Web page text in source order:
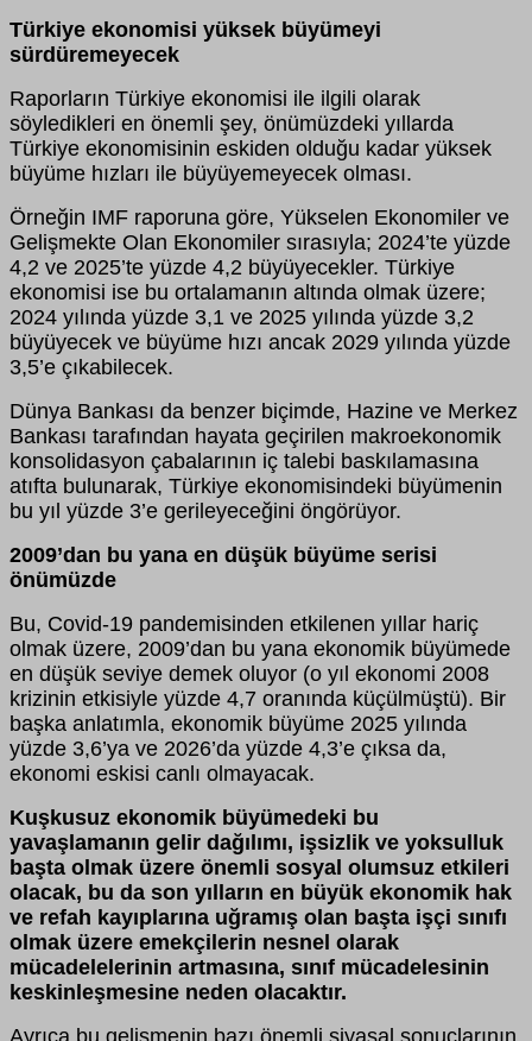
Türkiye ekonomisi yüksek büyümeyi
sürdüremeyecek
Raporların Türkiye ekonomisi ile ilgili olarak
söyledikleri en önemli şey, önümüzdeki yıllarda
Türkiye ekonomisinin eskiden olduğu kadar yüksek
büyüme hızları ile büyüyemeyecek olması.
Örneğin IMF raporuna göre, Yükselen Ekonomiler ve
Gelişmekte Olan Ekonomiler sırasıyla; 2024’te yüzde
4,2 ve 2025’te yüzde 4,2 büyüyecekler. Türkiye
ekonomisi ise bu ortalamanın altında olmak üzere;
2024 yılında yüzde 3,1 ve 2025 yılında yüzde 3,2
büyüyecek ve büyüme hızı ancak 2029 yılında yüzde
3,5’e çıkabilecek.
Dünya Bankası da benzer biçimde, Hazine ve Merkez
Bankası tarafından hayata geçirilen makroekonomik
konsolidasyon çabalarının iç talebi baskılamasına
atıfta bulunarak, Türkiye ekonomisindeki büyümenin
bu yıl yüzde 3’e gerileyeceğini öngörüyor.
2009’dan bu yana en düşük büyüme serisi
önümüzde
Bu, Covid-19 pandemisinden etkilenen yıllar hariç
olmak üzere, 2009’dan bu yana ekonomik büyümede
en düşük seviye demek oluyor (o yıl ekonomi 2008
krizinin etkisiyle yüzde 4,7 oranında küçülmüştü). Bir
başka anlatımla, ekonomik büyüme 2025 yılında
yüzde 3,6’ya ve 2026’da yüzde 4,3’e çıksa da,
ekonomi eskisi canlı olmayacak.
Kuşkusuz ekonomik büyümedeki bu
yavaşlamanın gelir dağılımı, işsizlik ve yoksulluk
başta olmak üzere önemli sosyal olumsuz etkileri
olacak, bu da son yılların en büyük ekonomik hak
ve refah kayıplarına uğramış olan başta işçi sınıfı
olmak üzere emekçilerin nesnel olarak
mücadelelerinin artmasına, sınıf mücadelesinin
keskinleşmesine neden olacaktır.